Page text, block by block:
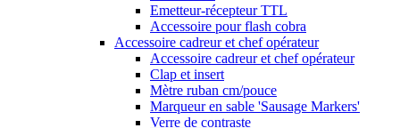
Emetteur-récepteur TTL
Accessoire pour flash cobra
Accessoire cadreur et chef opérateur
Accessoire cadreur et chef opérateur
Clap et insert
Mètre ruban cm/pouce
Marqueur en sable 'Sausage Markers'
Verre de contraste